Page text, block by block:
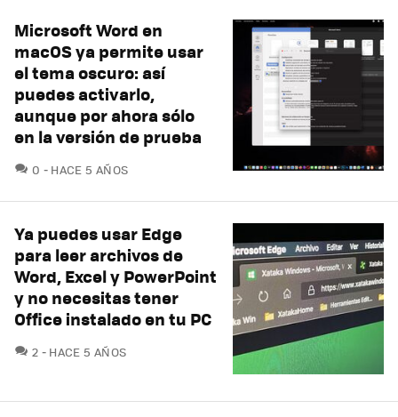
Microsoft Word en
macOS ya permite usar
el tema oscuro: así
puedes activarlo,
aunque por ahora sólo
en la versión de prueba
0 COMENTARIOS
HACE 5 AÑOS
Ya puedes usar Edge
para leer archivos de
Word, Excel y PowerPoint
y no necesitas tener
Office instalado en tu PC
2 COMENTARIOS
HACE 5 AÑOS